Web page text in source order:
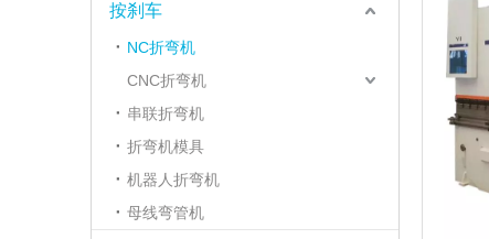
按刹车
NC折弯机
CNC折弯机
串联折弯机
折弯机模具
机器人折弯机
母线弯管机